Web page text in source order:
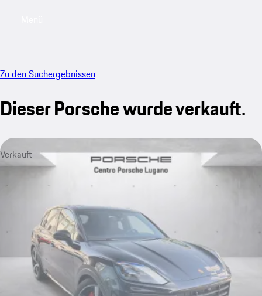
Zu den Suchergebnissen
Dieser Porsche wurde verkauft.
Verkauft